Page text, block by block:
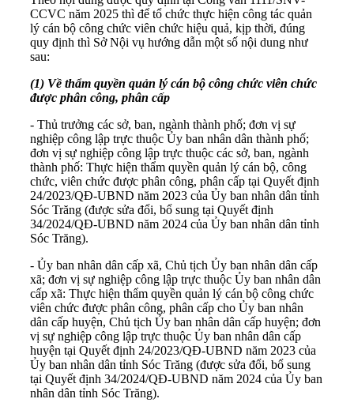
CCVC năm 2025 thì để tổ chức thực hiện công tác quản
lý cán bộ công chức viên chức hiệu quả, kịp thời, đúng
quy định thì Sở Nội vụ hướng dẫn một số nội dung như
sau:
(1) Về thẩm quyền quản lý cán bộ công chức viên chức
được phân công, phân cấp
- Thủ trưởng các sở, ban, ngành thành phố; đơn vị sự
nghiệp công lập trực thuộc Ủy ban nhân dân thành phố;
đơn vị sự nghiệp công lập trực thuộc các sở, ban, ngành
thành phố: Thực hiện thẩm quyền quản lý cán bộ, công
chức, viên chức được phân công, phân cấp tại Quyết định
24/2023/QĐ-UBND năm 2023 của Ủy ban nhân dân tỉnh
Sóc Trăng (được sửa đổi, bổ sung tại Quyết định
34/2024/QĐ-UBND năm 2024 của Ủy ban nhân dân tỉnh
Sóc Trăng).
- Ủy ban nhân dân cấp xã, Chủ tịch Ủy ban nhân dân cấp
xã; đơn vị sự nghiệp công lập trực thuộc Ủy ban nhân dân
cấp xã: Thực hiện thẩm quyền quản lý cán bộ công chức
viên chức được phân công, phân cấp cho Ủy ban nhân
dân cấp huyện, Chủ tịch Ủy ban nhân dân cấp huyện; đơn
vị sự nghiệp công lập trực thuộc Ủy ban nhân dân cấp
huyện tại Quyết định 24/2023/QĐ-UBND năm 2023 của
Ủy ban nhân dân tỉnh Sóc Trăng (được sửa đổi, bổ sung
tại Quyết định 34/2024/QĐ-UBND năm 2024 của Ủy ban
nhân dân tỉnh Sóc Trăng).